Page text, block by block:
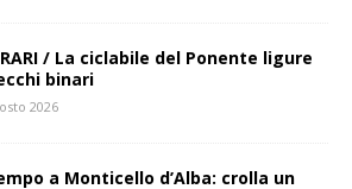
/ La ciclabile del Ponente ligure
binari
2026
a Monticello d’Alba: crolla un